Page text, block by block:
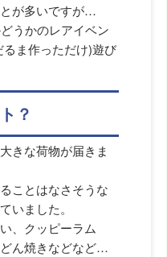
が多いですが…
うかのレアイベン
るま作っただけ)遊び
？
きな荷物が届きま
ことはなさそうな
いました。
、クッピーラム
ん焼きなどなど…